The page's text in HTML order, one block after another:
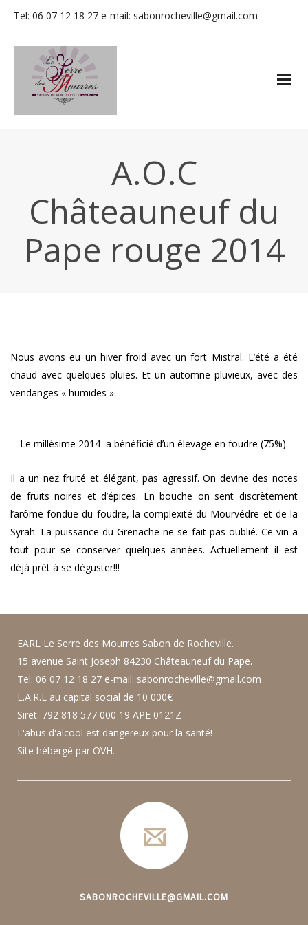
Tel: 06 07 12 18 27 e-mail: sabonrocheville@gmail.com
A.O.C
Châteauneuf du
Pape rouge 2014
Nous avons eu un hiver froid avec un fort Mistral. L’été a été
chaud avec quelques pluies. Et un automne pluvieux, avec des
vendanges « humides ».
Le millésime 2014 a bénéficié d’un élevage en foudre (75%).
Il a un nez fruité et élégant, pas agressif. On devine des notes
de fruits noires et d’épices. En bouche on sent discrètement
l’arôme fondue du foudre, la complexité du Mourvédre et de la
Syrah. La puissance du Grenache ne se fait pas oublié. Ce vin a
tout pour se conserver quelques années. Actuellement il est
déjà prêt à se déguster!!!
EARL Le Serre des Mourres Sabon de Rocheville.
15 avenue Saint Joseph 84230 Châteauneuf du Pape.
Tel: 06 07 12 18 27 e-mail: sabonrocheville@gmail.com
E.A.R.L au capital social de 10 000€
Siret: 792 818 577 000 19 APE 0121Z
L'abus d'alcool est dangereux pour la santé!
Site hébergé par OVH.
SABONROCHEVILLE@GMAIL.COM